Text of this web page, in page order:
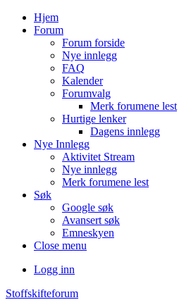
Hjem
Forum
Forum forside
Nye innlegg
FAQ
Kalender
Forumvalg
Merk forumene lest
Hurtige lenker
Dagens innlegg
Nye Innlegg
Aktivitet Stream
Nye innlegg
Merk forumene lest
Søk
Google søk
Avansert søk
Emneskyen
Close menu
Logg inn
Stoffskifteforum